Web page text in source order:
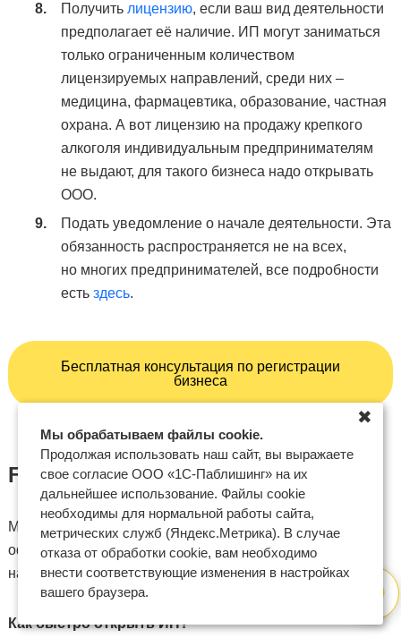
Получить лицензию, если ваш вид деятельности
предполагает её наличие. ИП могут заниматься
только ограниченным количеством
лицензируемых направлений, среди них –
медицина, фармацевтика, образование, частная
охрана. А вот лицензию на продажу крепкого
алкоголя индивидуальным предпринимателям
не выдают, для такого бизнеса надо открывать
ООО.
Подать уведомление о начале деятельности. Эта
обязанность распространяется не на всех,
но многих предпринимателей, все подробности
есть здесь.
Бесплатная консультация по регистрации
бизнеса
FAQ
Мы постарались подробно рассмотреть, как
оформить ИП в 2026 году, а также подготовили ответы
на частые вопросы наших пользователей.
Как быстро открыть ИП?
Мы обрабатываем файлы cookie.
Продолжая использовать наш сайт, вы выражаете
свое согласие ООО «1С-Паблишинг» на их
дальнейшее использование. Файлы cookie
необходимы для нормальной работы сайта,
метрических служб (Яндекс.Метрика). В случае
отказа от обработки cookie, вам необходимо
внести соответствующие изменения в настройках
вашего браузера.
✖